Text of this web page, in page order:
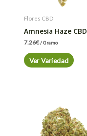
Flores CBD
Amnesia Haze CBD
7.26€/ Gramo
Ver Variedad